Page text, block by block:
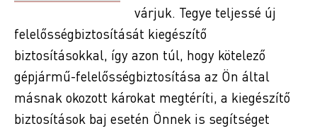
várjuk. Tegye teljessé új
felelősségbiztosítását kiegészítő
biztosításokkal, így azon túl, hogy kötelező
gépjármű-felelősségbiztosítása az Ön által
másnak okozott károkat megtéríti, a kiegészítő
biztosítások baj esetén Önnek is segítséget